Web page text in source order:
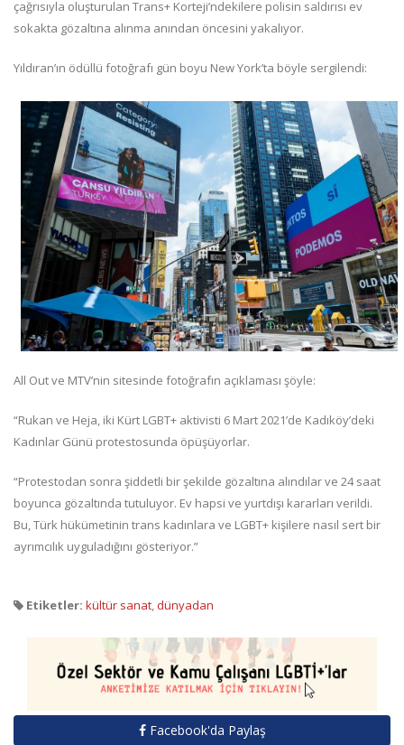
çağrısıyla oluşturulan Trans+ Korteji’ndekilere polisin saldırısı ev
sokakta gözaltına alınma anından öncesini yakalıyor.
Yıldıran’ın ödüllü fotoğrafı gün boyu New York’ta böyle sergilendi:
All Out ve MTV’nin sitesinde fotoğrafın açıklaması şöyle:
“Rukan ve Heja, iki Kürt LGBT+ aktivisti 6 Mart 2021’de Kadıköy’deki
Kadınlar Günü protestosunda öpüşüyorlar.
“Protestodan sonra şiddetli bir şekilde gözaltına alındılar ve 24 saat
boyunca gözaltında tutuluyor. Ev hapsi ve yurtdışı kararları verildi.
Bu, Türk hükümetinin trans kadınlara ve LGBT+ kişilere nasıl sert bir
ayrımcılık uyguladığını gösteriyor.”
Etiketler: kültür sanat,dünyadan
Facebook'da Paylaş